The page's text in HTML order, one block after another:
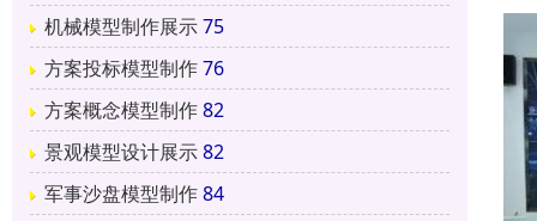
机械模型制作展示75
方案投标模型制作76
方案概念模型制作82
景观模型设计展示82
军事沙盘模型制作84